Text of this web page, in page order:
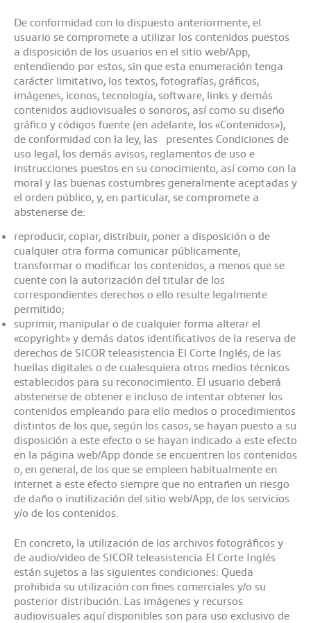
De conformidad con lo dispuesto anteriormente, el
usuario se compromete a utilizar los contenidos puestos
a disposición de los usuarios en el sitio web/App,
entendiendo por estos, sin que esta enumeración tenga
carácter limitativo, los textos, fotografías, gráficos,
imágenes, iconos, tecnología, software, links y demás
contenidos audiovisuales o sonoros, así como su diseño
gráfico y códigos fuente (en adelante, los «Contenidos»),
de conformidad con la ley, las presentes Condiciones de
uso legal, los demás avisos, reglamentos de uso e
instrucciones puestos en su conocimiento, así como con la
moral y las buenas costumbres generalmente aceptadas y
el orden público, y, en particular, se compromete a
abstenerse de:
reproducir, copiar, distribuir, poner a disposición o de
cualquier otra forma comunicar públicamente,
transformar o modificar los contenidos, a menos que se
cuente con la autorización del titular de los
correspondientes derechos o ello resulte legalmente
permitido;
suprimir, manipular o de cualquier forma alterar el
«copyright» y demás datos identificativos de la reserva de
derechos de SICOR teleasistencia El Corte Inglés, de las
huellas digitales o de cualesquiera otros medios técnicos
establecidos para su reconocimiento. El usuario deberá
abstenerse de obtener e incluso de intentar obtener los
contenidos empleando para ello medios o procedimientos
distintos de los que, según los casos, se hayan puesto a su
disposición a este efecto o se hayan indicado a este efecto
en la página web/App donde se encuentren los contenidos
o, en general, de los que se empleen habitualmente en
internet a este efecto siempre que no entrañen un riesgo
de daño o inutilización del sitio web/App, de los servicios
y/o de los contenidos.
En concreto, la utilización de los archivos fotográficos y
de audio/video de SICOR teleasistencia El Corte Inglés
están sujetos a las siguientes condiciones: Queda
prohibida su utilización con fines comerciales y/o su
posterior distribución. Las imágenes y recursos
audiovisuales aquí disponibles son para uso exclusivo de